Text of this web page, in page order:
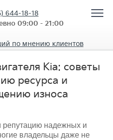
644-18-18
09:00 - 21:00
Kia: советы
ресурса и
износа
репутацию надежных и
владельцы даже не